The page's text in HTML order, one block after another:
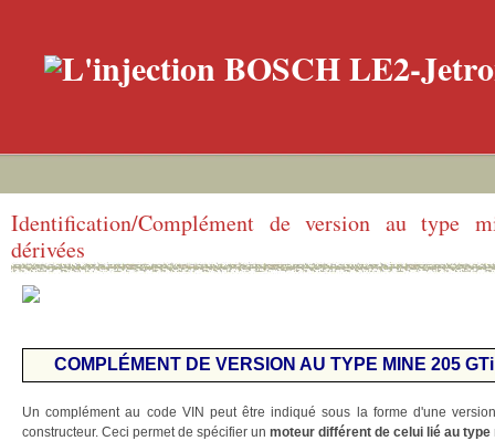
Identification/Complément de version au type
dérivées
COMPLÉMENT DE VERSION AU TYPE MINE 205
Un complément au code VIN peut être indiqué sous la forme d'une
constructeur. Ceci permet de spécifier un moteur différent de celui lié au type